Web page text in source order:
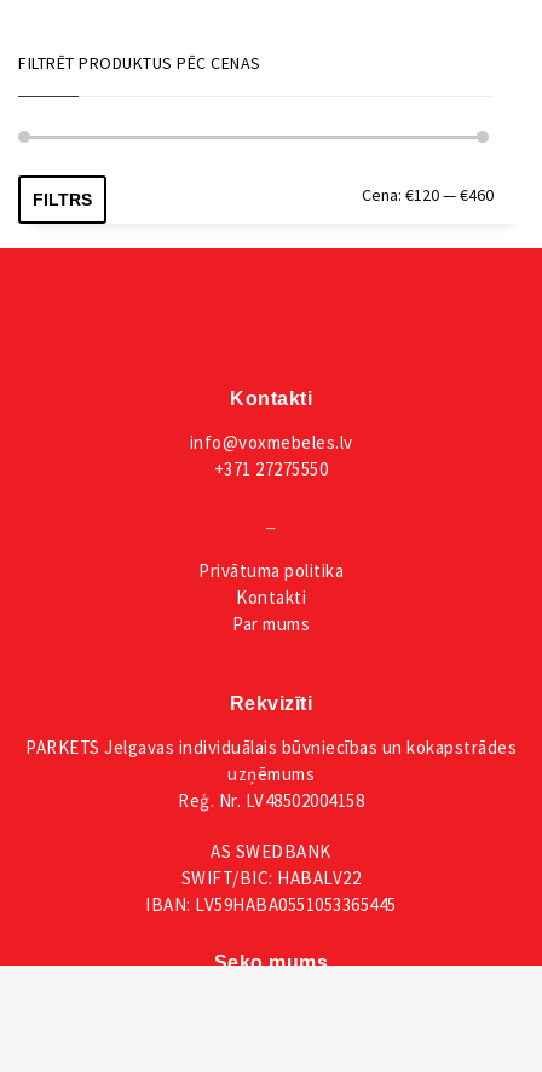
FILTRĒT PRODUKTUS PĒC CENAS
Min.
Maks.
FILTRS Cena: €120—€460
Kontakti
info@voxmebeles.lv
+371 27275550
Privātuma politika
Kontakti
Par mums
Rekvizīti
PARKETS Jelgavas individuālais būvniecības un kokapstrādes
uzņēmums
Reģ. Nr. LV48502004158
AS SWEDBANK
SWIFT/BIC: HABALV22
IBAN: LV59HABA0551053365445
Seko mums